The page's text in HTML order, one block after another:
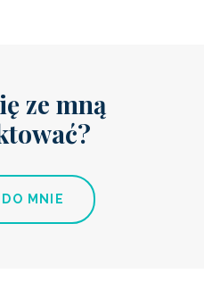
ze mną
MNIE